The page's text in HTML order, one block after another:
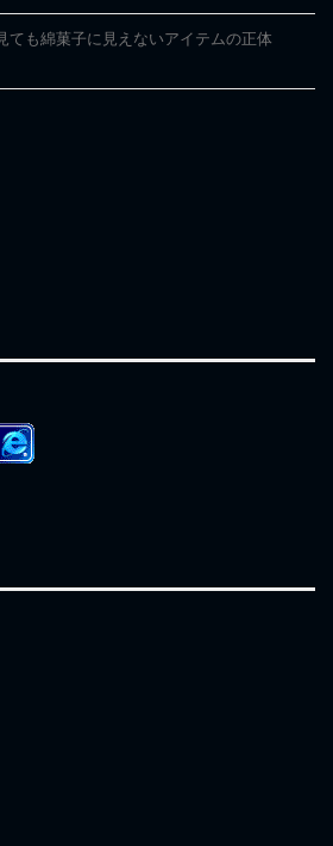
ても綿菓子に見えないアイテムの正体